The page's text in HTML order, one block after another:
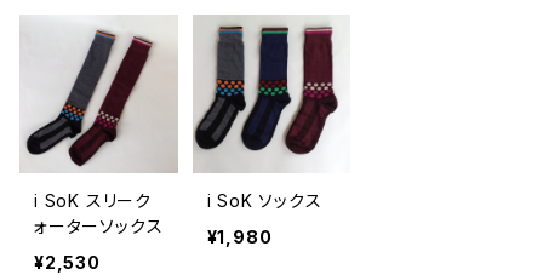
i SoK スリーク
ォーターソックス
¥2,530
i SoK ソックス
¥1,980